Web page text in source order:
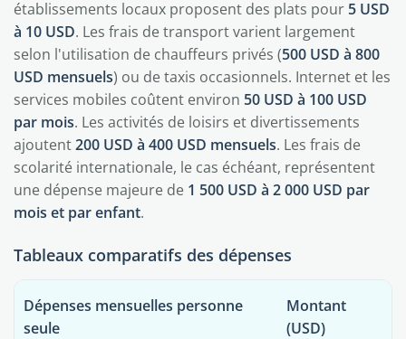
établissements locaux proposent des plats pour 5 USD
à 10 USD. Les frais de transport varient largement
selon l'utilisation de chauffeurs privés (500 USD à 800
USD mensuels) ou de taxis occasionnels. Internet et les
services mobiles coûtent environ 50 USD à 100 USD
par mois. Les activités de loisirs et divertissements
ajoutent200 USD à 400 USD mensuels. Les frais de
scolarité internationale, le cas échéant, représentent
une dépense majeure de 1 500 USD à 2 000 USD par
mois et par enfant.
Tableaux comparatifs des dépenses
Dépenses mensuelles personne
seule
Montant
(USD)